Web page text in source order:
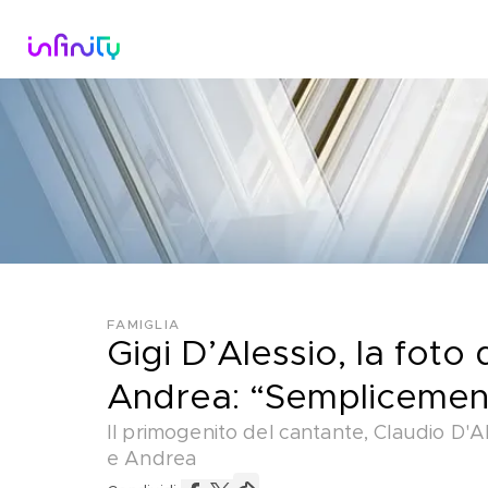
FAMIGLIA
Gigi D’Alessio, la foto
Andrea:
Il primogenito del cantante, Claudio
e Andrea